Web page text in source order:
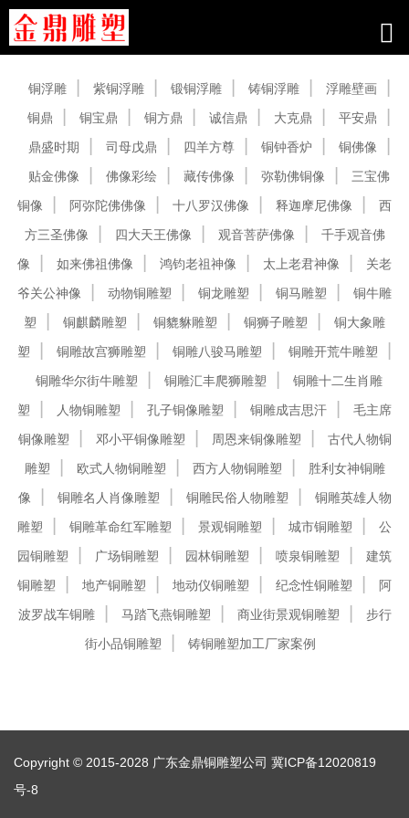
铜浮雕 紫铜浮雕 锻铜浮雕 铸铜浮雕
浮雕壁画
铜鼎
铜宝鼎 铜方鼎 诚信鼎 大克鼎
平安鼎
鼎盛时期
司母戊鼎 四羊方尊 铜钟香炉
铜佛像
贴金佛像
佛像彩绘 藏传佛像 弥勒佛铜像
三宝佛
铜像
阿弥陀佛佛像 十八罗汉佛像 释迦摩尼佛像
西
方三圣佛像
四大天王佛像 观音菩萨佛像
千手观音佛
像
如来佛祖佛像 鸿钧老祖神像 太上老君神像
关老
爷关公神像
动物铜雕塑 铜龙雕塑 铜马雕塑
铜牛雕
塑
铜麒麟雕塑 铜貔貅雕塑 铜狮子雕塑
铜大象雕
塑
铜雕故宫狮雕塑 铜雕八骏马雕塑
铜雕开荒牛雕塑
铜雕华尔街牛雕塑
铜雕汇丰爬狮雕塑
铜雕十二生肖雕
塑
人物铜雕塑 孔子铜像雕塑 铜雕成吉思汗
毛主席
铜像雕塑
邓小平铜像雕塑 周恩来铜像雕塑
古代人物铜
雕塑
欧式人物铜雕塑 西方人物铜雕塑
胜利女神铜雕
像
铜雕名人肖像雕塑 铜雕民俗人物雕塑
铜雕英雄人物
雕塑
铜雕革命红军雕塑 景观铜雕塑 城市铜雕塑
公
园铜雕塑
广场铜雕塑 园林铜雕塑 喷泉铜雕塑
建筑
铜雕塑
地产铜雕塑 地动仪铜雕塑 纪念性铜雕塑
阿
波罗战车铜雕
马踏飞燕铜雕塑 商业街景观铜雕塑
步行
街小品铜雕塑
铸铜雕塑加工厂家案例
Copyright © 2015-2028 广东金鼎铜雕塑公司 冀ICP备12020819
号-8